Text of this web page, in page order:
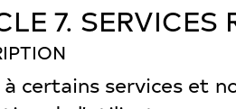
7. SERVICES
à certains services et